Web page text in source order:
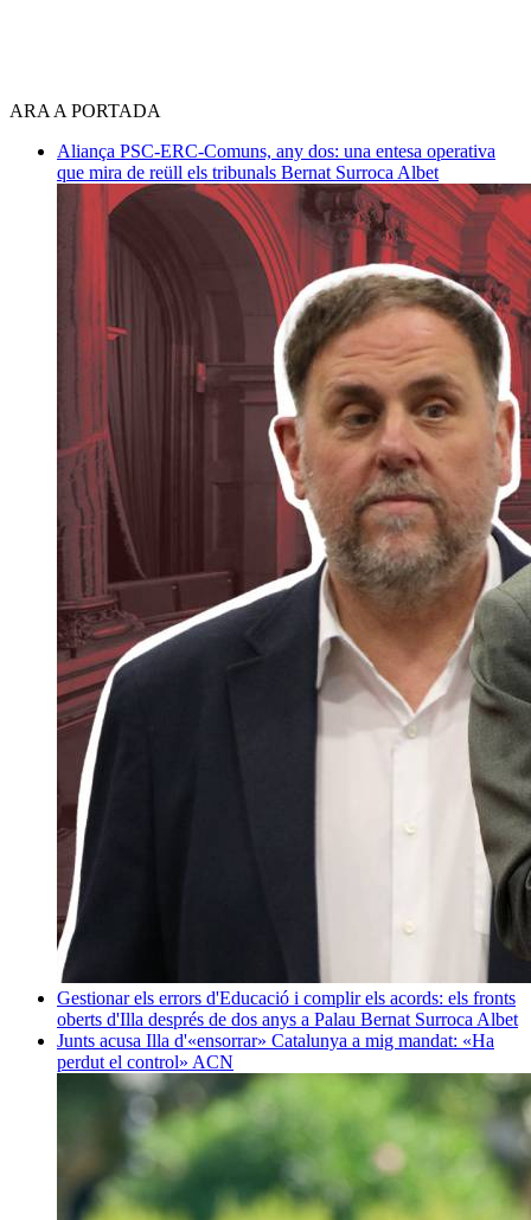
ARA A PORTADA
Aliança PSC-ERC-Comuns, any dos: una entesa operativa
que mira de reüll els tribunals Bernat Surroca Albet
Gestionar els errors d'Educació i complir els acords: els fronts
oberts d'Illa després de dos anys a Palau Bernat Surroca Albet
Junts acusa Illa d'«ensorrar» Catalunya a mig mandat: «Ha
perdut el control» ACN